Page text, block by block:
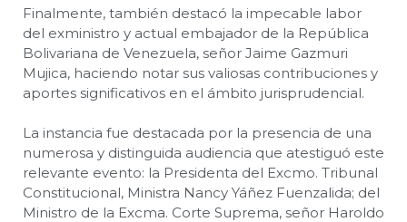
Finalmente, también destacó la impecable labor
del exministro y actual embajador de la República
Bolivariana de Venezuela, señor Jaime Gazmuri
Mujica, haciendo notar sus valiosas contribuciones y
aportes significativos en el ámbito jurisprudencial.
La instancia fue destacada por la presencia de una
numerosa y distinguida audiencia que atestiguó este
relevante evento: la Presidenta del Excmo. Tribunal
Constitucional, Ministra Nancy Yáñez Fuenzalida; del
Ministro de la Excma. Corte Suprema, señor Haroldo